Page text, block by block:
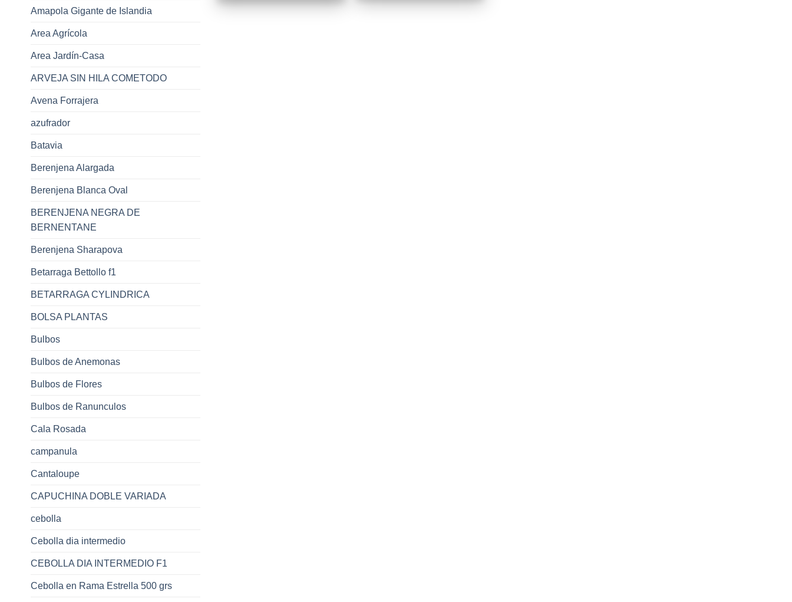
Amapola Gigante de Islandia
Area Agrícola
Area Jardín-Casa
ARVEJA SIN HILA COMETODO
Avena Forrajera
azufrador
Batavia
Berenjena Alargada
Berenjena Blanca Oval
BERENJENA NEGRA DE
BERNENTANE
Berenjena Sharapova
Betarraga Bettollo f1
BETARRAGA CYLINDRICA
BOLSA PLANTAS
Bulbos
Bulbos de Anemonas
Bulbos de Flores
Bulbos de Ranunculos
Cala Rosada
campanula
Cantaloupe
CAPUCHINA DOBLE VARIADA
cebolla
Cebolla dia intermedio
CEBOLLA DIA INTERMEDIO F1
Cebolla en Rama Estrella 500 grs